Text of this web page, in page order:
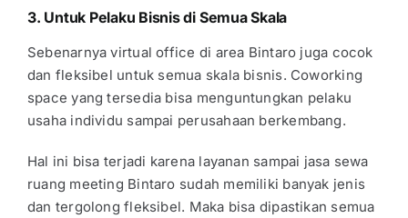
3. Untuk Pelaku Bisnis di Semua Skala
Sebenarnya virtual office di area Bintaro juga cocok
dan fleksibel untuk semua skala bisnis. Coworking
space yang tersedia bisa menguntungkan pelaku
usaha individu sampai perusahaan berkembang.
Hal ini bisa terjadi karena layanan sampai jasa sewa
ruang meeting Bintaro sudah memiliki banyak jenis
dan tergolong fleksibel. Maka bisa dipastikan semua